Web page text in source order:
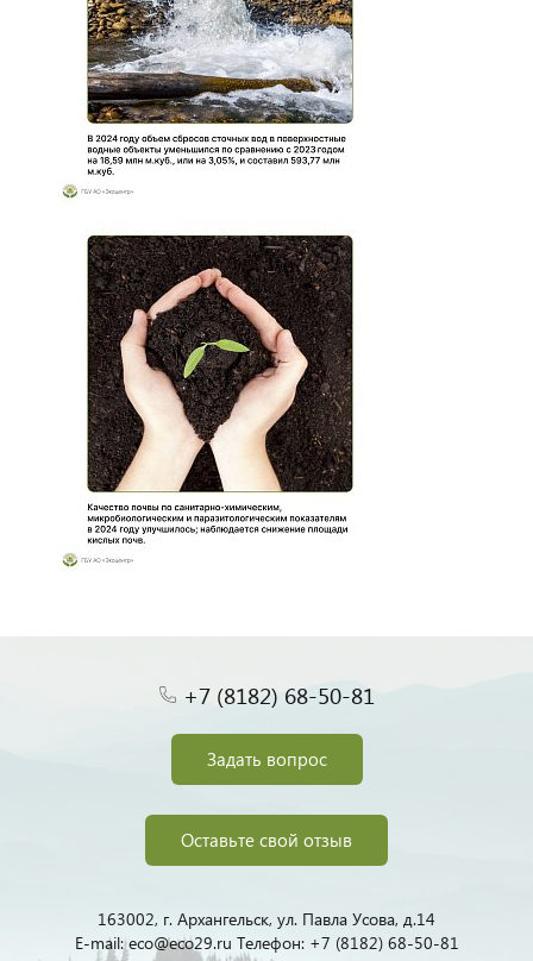
+7 (8182) 68-50-81
Задать вопрос
Оставьте свой отзыв
163002, г. Архангельск, ул. Павла Усова, д.14
E-mail: eco@eco29.ru Телефон: +7 (8182) 68-50-81